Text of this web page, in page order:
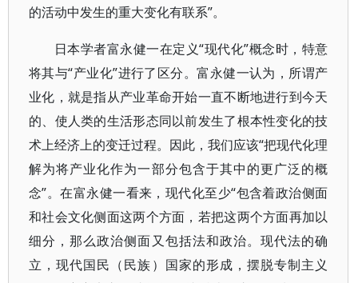
的活动中发生的重大变化有联系”。
日本学者富永健一在定义“现代化”概念时，特意
将其与“产业化”进行了区分。富永健一认为，所谓产
业化，就是指从产业革命开始一直不断地进行到今天
的、使人类的生活形态同以前发生了根本性变化的技
术上经济上的变迁过程。因此，我们应该“把现代化理
解为将产业化作为一部分包含于其中的更广泛的概
念”。在富永健一看来，现代化至少“包含着政治侧面
和社会文化侧面这两个方面，若把这两个方面再加以
细分，那么政治侧面又包括法和政治。现代法的确
立，现代国民（民族）国家的形成，摆脱专制主义